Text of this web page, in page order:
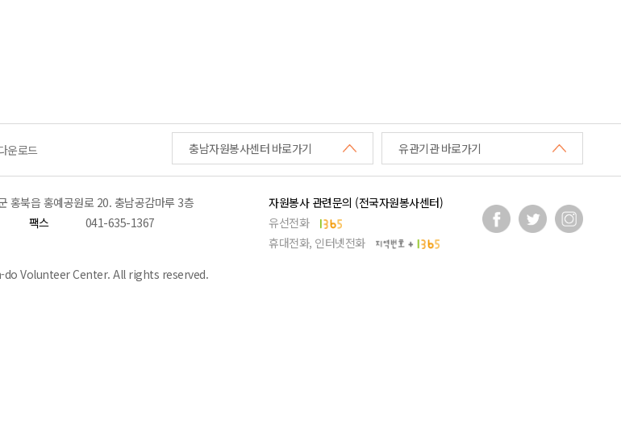
운로드 충남자원봉사센터 바로가기 유관기관 바로가기
홍북읍 홍예공원로 20. 충남공감마루 3층
팩스
041-635-1367
자원봉사 관련문의 (전국자원봉사센터)
유선전화
휴대전화, 인터넷전화
Volunteer Center. All rights reserved.